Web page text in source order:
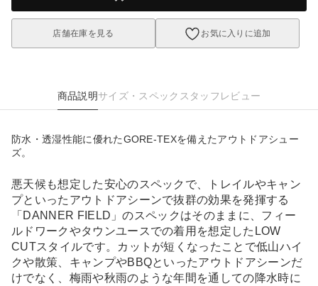
店舗在庫を見る お気に入りに追加
商品説明サイズ・スペック スタッフレビュー
防水・透湿性能に優れたGORE-TEXを備えたアウトドアシュー
ズ。
悪天候も想定した安心のスペックで、トレイルやキャン
プといったアウトドアシーンで抜群の効果を発揮する
「DANNER FIELD」のスペックはそのままに、フィー
ルドワークやタウンユースでの着用を想定したLOW
CUTスタイルです。カットが短くなったことで低山ハイ
クや散策、キャンプやBBQといったアウトドアシーンだ
けでなく、梅雨や秋雨のような年間を通しての降水時に